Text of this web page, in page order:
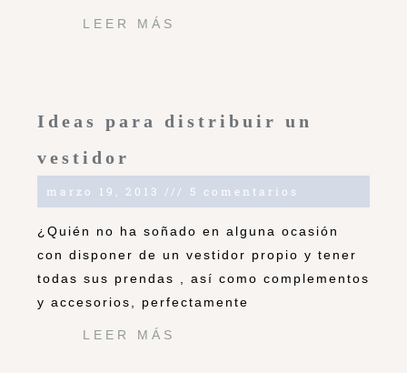
LEER MÁS
Ideas para distribuir un
vestidor
marzo 19, 2013 5 comentarios
¿Quién no ha soñado en alguna ocasión
con disponer de un vestidor propio y tener
todas sus prendas , así como complementos
y accesorios, perfectamente
LEER MÁS